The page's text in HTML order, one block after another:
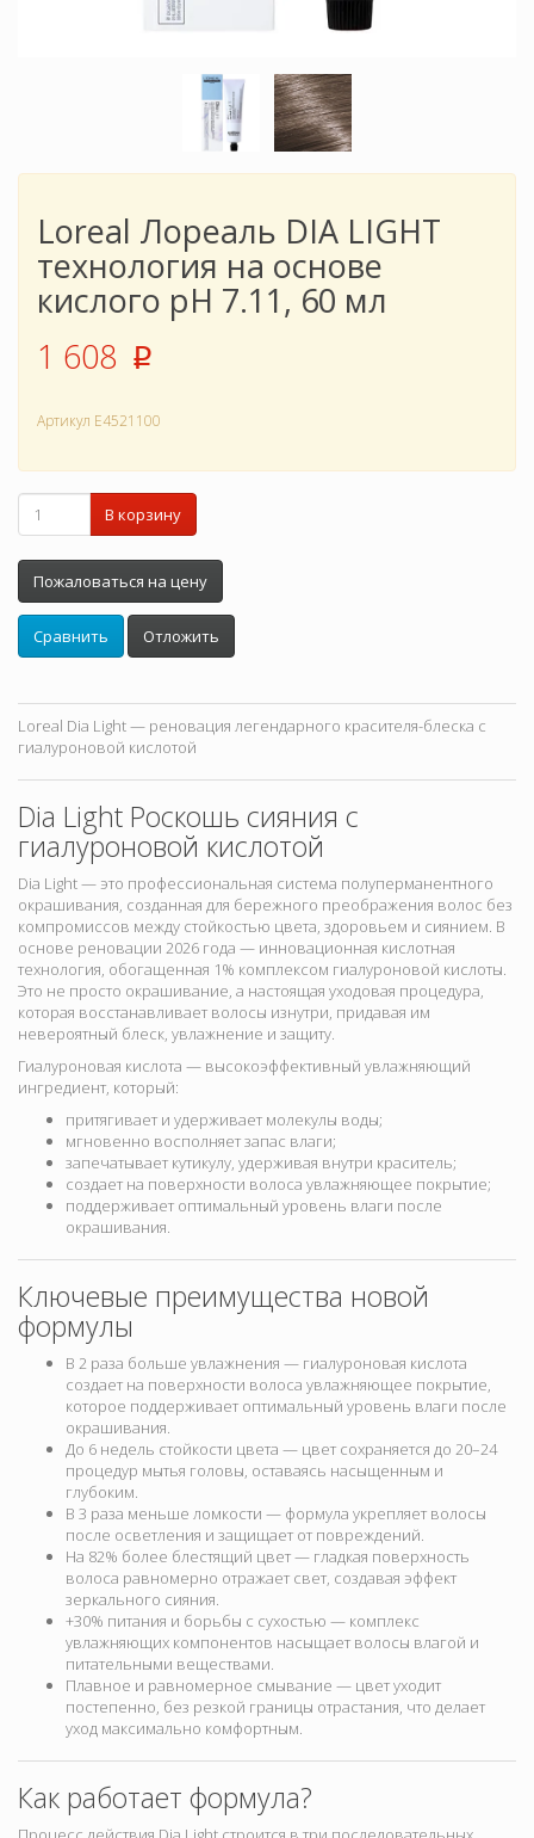
Loreal Лореаль DIA LIGHT
технология на основе
кислого pH 7.11, 60 мл
1 608 p
Артикул E4521100
В корзину
Пожаловаться на цену
Сравнить Отложить
Loreal Dia Light — реновация легендарного красителя-блеска с
гиалуроновой кислотой
Dia Light Роскошь сияния с
гиалуроновой кислотой
Dia Light — это профессиональная система полуперманентного
окрашивания, созданная для бережного преображения волос без
компромиссов между стойкостью цвета, здоровьем и сиянием. В
основе реновации 2026 года — инновационная кислотная
технология, обогащенная 1% комплексом гиалуроновой кислоты.
Это не просто окрашивание, а настоящая уходовая процедура,
которая восстанавливает волосы изнутри, придавая им
невероятный блеск, увлажнение и защиту.
Гиалуроновая кислота — высокоэффективный увлажняющий
ингредиент, который:
притягивает и удерживает молекулы воды;
мгновенно восполняет запас влаги;
запечатывает кутикулу, удерживая внутри краситель;
создает на поверхности волоса увлажняющее покрытие;
поддерживает оптимальный уровень влаги после
окрашивания.
Ключевые преимущества новой
формулы
В 2 раза больше увлажнения — гиалуроновая кислота
создает на поверхности волоса увлажняющее покрытие,
которое поддерживает оптимальный уровень влаги после
окрашивания.
До 6 недель стойкости цвета — цвет сохраняется до 20–24
процедур мытья головы, оставаясь насыщенным и
глубоким.
В 3 раза меньше ломкости — формула укрепляет волосы
после осветления и защищает от повреждений.
На 82% более блестящий цвет — гладкая поверхность
волоса равномерно отражает свет, создавая эффект
зеркального сияния.
+30% питания и борьбы с сухостью — комплекс
увлажняющих компонентов насыщает волосы влагой и
питательными веществами.
Плавное и равномерное смывание — цвет уходит
постепенно, без резкой границы отрастания, что делает
уход максимально комфортным.
Как работает формула?